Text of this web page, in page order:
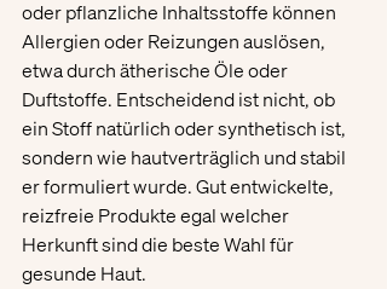
oder pflanzliche Inhaltsstoffe können
Allergien oder Reizungen auslösen,
etwa durch ätherische Öle oder
Duftstoffe. Entscheidend ist nicht, ob
ein Stoff natürlich oder synthetisch ist,
sondern wie hautverträglich und stabil
er formuliert wurde. Gut entwickelte,
reizfreie Produkte egal welcher
Herkunft sind die beste Wahl für
gesunde Haut.